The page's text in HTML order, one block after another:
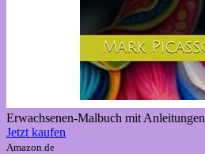
Erwachsenen-Malbuch mit Anleitungen
Jetzt kaufen
Amazon.de